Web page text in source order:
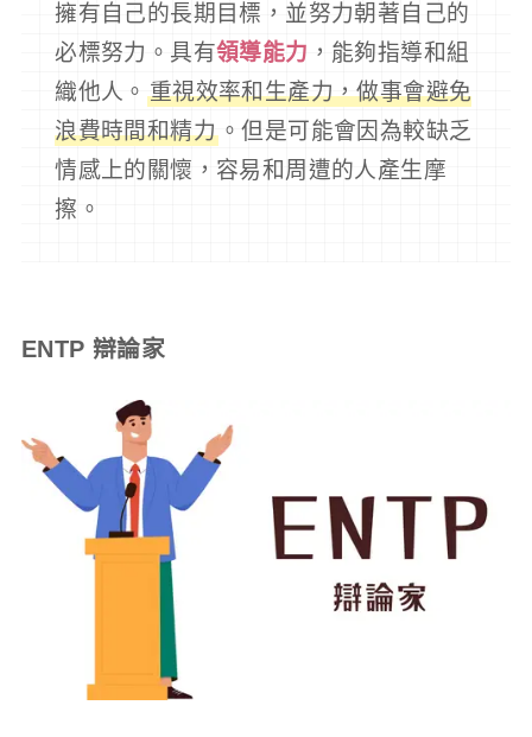
擁有自己的長期目標，並努力朝著自己的
必標努力。具有領導能力 ，能夠指導和組
織他人。 重視效率和生產力，做事會避免
浪費時間和精力。但是可能會因為較缺乏
情感上的關懷，容易和周遭的人產生摩
擦。
ENTP 辯論家